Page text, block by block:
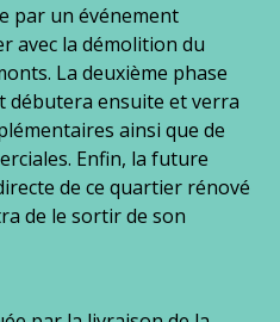
par un événement
avec la démolition du
La deuxième phase
débutera ensuite et verra
ainsi que de
Enfin, la future
de ce quartier rénové
de le sortir de son